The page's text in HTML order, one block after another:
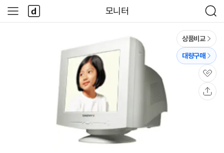
모니터
검
색
사
이
다
나
와
상품비교
대량구매
관
심